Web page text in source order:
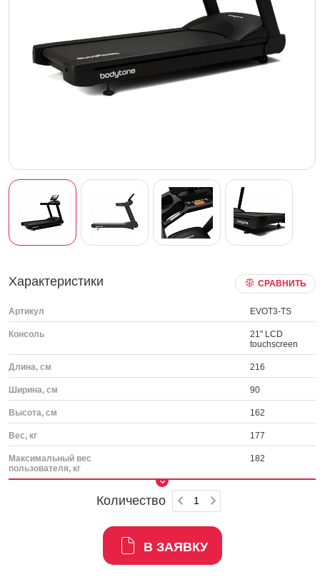
Характеристики СРАВНИТЬ
Артикул EVOT3-TS
Консоль
21" LCD
touchscreen
Длина, см 216
Ширина, см 90
Высота, см 162
Вес, кг 177
Максимальный вес
пользователя, кг
182
Количество
В ЗАЯВКУ